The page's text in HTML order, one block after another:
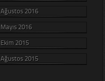
Ağustos 2016
Mayıs 2016
Ekim 2015
Ağustos 2015